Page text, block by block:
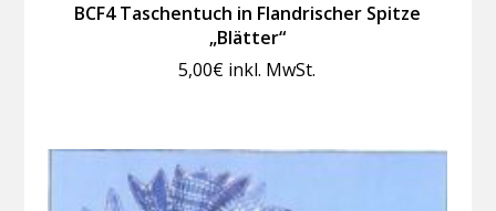
BCF4 Taschentuch in Flandrischer Spitze
„Blätter“
5,00€ inkl. MwSt.